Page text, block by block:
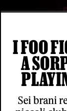
I FOO
A
Sei brani